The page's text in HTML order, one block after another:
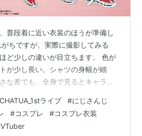
普段着に近い衣装のほうが準備し
ちですが、実際に撮影してみる
ど少しの違いが目立ちます。 色が
が少し長い。シャツの身幅が細
な差でも、全身で見るとキャラク
属の赤城ウェンの衣装。 2026年
ーナ横浜でMECHATU-A 1st LIVE
れ、赤城ウェンも出演予定です。
ライブ #にじさんじ
#コスプレ #コスプレ衣装
VTuber